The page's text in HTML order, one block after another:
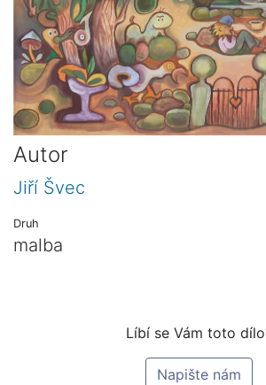
Autor
Jiří Švec
Druh
malba
Líbí se Vám toto
Napište nám